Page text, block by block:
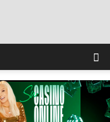
INFO
CONQUISTADORES